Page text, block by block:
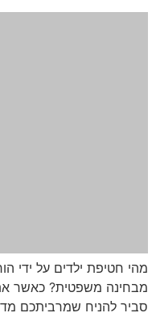
מהי חטיפת ילדים על ידי
מבחינה משפטית? כאשר
סביר להניח שמרביתכם